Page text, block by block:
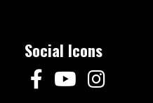
Social Icons